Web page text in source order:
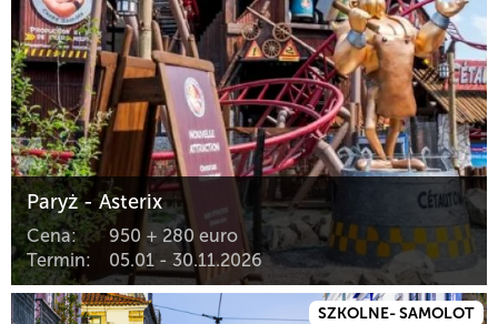
Paryż - Asterix
Cena:
950 + 280 euro
Termin:
05.01 - 30.11.2026
SZKOLNE- SAMOLOT